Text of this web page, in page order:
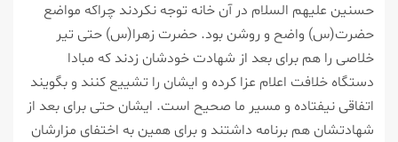
حسنین علیهم السلام در آن خانه توجه نكردند چراكه مواضع
حضرت(س) واضح و روشن بود. حضرت زهرا(س) حتی تیر
خلاصی را هم برای بعد از شهادت خودشان زدند كه مبادا
دستگاه خلافت اعلام عزا كرده و ایشان را تشییع كنند و بگویند
اتفاقی نیفتاده و مسیر ما صحیح است. ایشان حتی برای بعد از
شهادتشان هم برنامه داشتند و برای همین به اختفای مزارشان